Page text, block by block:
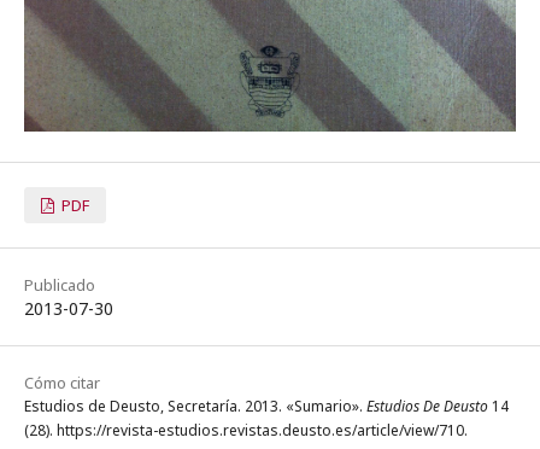
PDF
Publicado
2013-07-30
Cómo citar
Estudios de Deusto, Secretaría. 2013. «Sumario». Estudios De Deusto 14
(28). https://revista-estudios.revistas.deusto.es/article/view/710.